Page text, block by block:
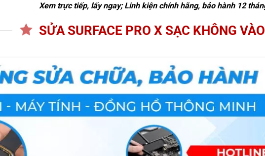
Xem trực tiếp, lấy ngay; Linh kiện chính hãng, bảo hành 12
SỬA SURFACE PRO X SẠC KHÔNG